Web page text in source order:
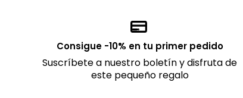
Consigue -10% en tu primer pedido
Suscríbete a nuestro boletín y disfruta de
este pequeño regalo